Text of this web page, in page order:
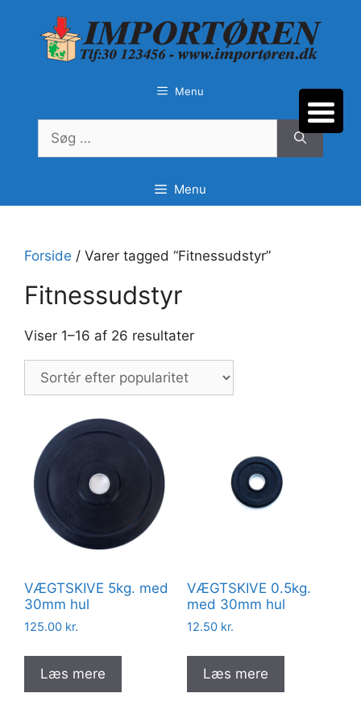
Menu
Søg
efter:
Menu
Forside / Varer tagged “Fitnessudstyr”
Fitnessudstyr
Viser 1–16 af 26 resultaterSorteret
popularitet
VÆGTSKIVE 5kg. med
30mm hul
125.00 kr.
Læs mere
VÆGTSKIVE 0.5kg.
med 30mm hul
12.50 kr.
Læs mere